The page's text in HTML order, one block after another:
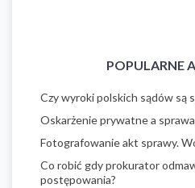
POPULARNE
Czy wyroki polskich sądów są
Oskarżenie prywatne a
Fotografowanie akt sprawy.
Co robić gdy prokurator
postępowania?